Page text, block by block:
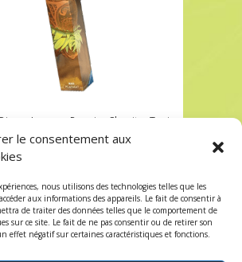
le consentement aux
nous utilisons des technologies telles que les
aux informations des appareils. Le fait de consentir à
de traiter des données telles que le comportement de
sur ce site. Le fait de ne pas consentir ou de retirer son
effet négatif sur certaines caractéristiques et fonctions.
Lorcana Premier Chapitre Tapis
chez Robin des Jeux
Lorcana Premier Chapitre Tapis
et les trackbacks sont